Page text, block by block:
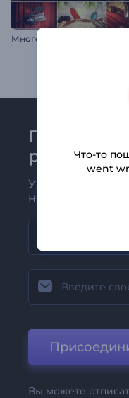
рассылке
Узнавайте о
новых
Вы можете
Что-то
went